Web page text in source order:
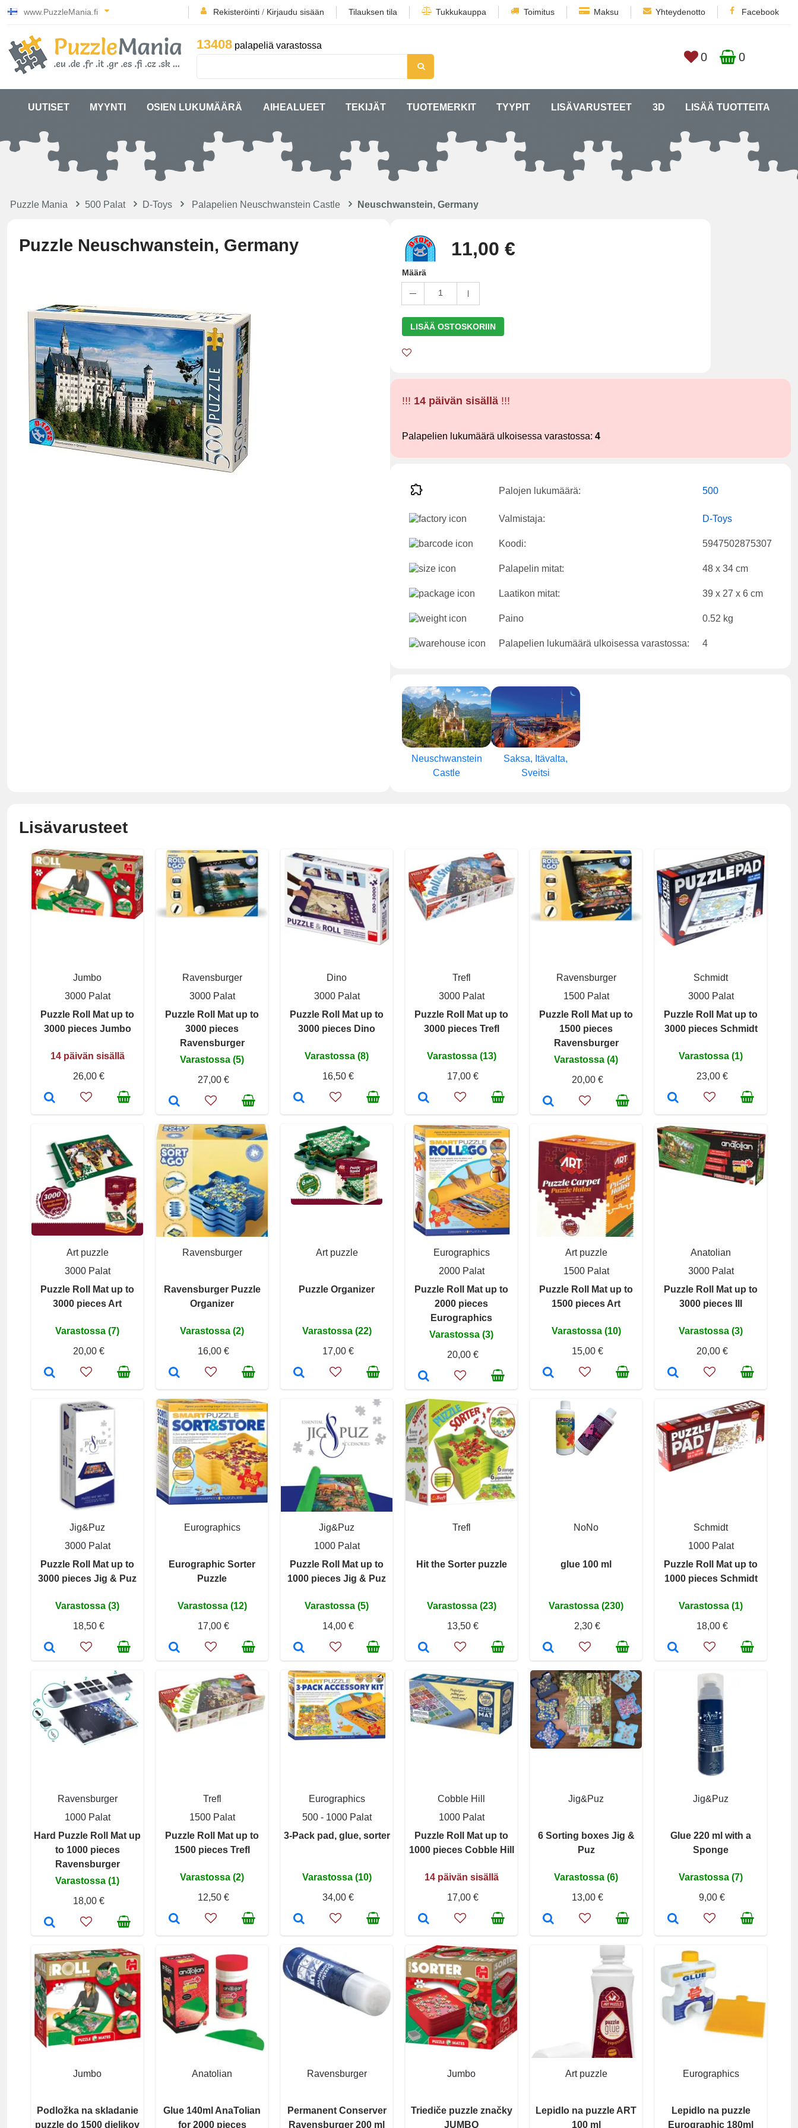
www.PuzzleMania.fi Rekisteröinti / Kirjaudu sisään Tilauksen tila Tukkukauppa Toimitus Maksu Yhteydenotto Facebook
13408 palapeliä varastossa
0 0
UUTISET MYYNTI OSIEN LUKUMÄÄRÄ AIHEALUEET TEKIJÄT TUOTEMERKIT TYYPIT LISÄVARUSTEET 3D LISÄÄ TUOTTEITA
Puzzle Mania 500 Palat D-Toys Palapelien Neuschwanstein Castle Neuschwanstein, Germany
Puzzle Neuschwanstein, Germany 11,00 €
Määrä
1
LISÄÄ OSTOSKORIIN
!!! 14 päivän sisällä !!!
Palapelien lukumäärä ulkoisessa varastossa: 4
Palojen lukumäärä: 500
Valmistaja: D-Toys
Koodi: 5947502875307
Palapelin mitat: 48 x 34 cm
Laatikon mitat: 39 x 27 x 6 cm
Paino 0.52 kg
Palapelien lukumäärä ulkoisessa varastossa: 4
Neuschwanstein
Castle
Saksa, Itävalta,
Sveitsi
Lisävarusteet
Jumbo
3000 Palat
Puzzle Roll Mat up to
3000 pieces Jumbo
14 päivän sisällä
26,00 €
Ravensburger
3000 Palat
Puzzle Roll Mat up to
3000 pieces
Ravensburger
Varastossa (5)
27,00 €
Dino
3000 Palat
Puzzle Roll Mat up to
3000 pieces Dino
Varastossa (8)
16,50 €
Trefl
3000 Palat
Puzzle Roll Mat up to
3000 pieces Trefl
Varastossa (13)
17,00 €
Ravensburger
1500 Palat
Puzzle Roll Mat up to
1500 pieces
Ravensburger
Varastossa (4)
20,00 €
Schmidt
3000 Palat
Puzzle Roll Mat up to
3000 pieces Schmidt
Varastossa (1)
23,00 €
Art puzzle
3000 Palat
Puzzle Roll Mat up to
3000 pieces Art
Varastossa (7)
20,00 €
Ravensburger
Ravensburger Puzzle
Organizer
Varastossa (2)
16,00 €
Art puzzle
Puzzle Organizer
Varastossa (22)
17,00 €
Eurographics
2000 Palat
Puzzle Roll Mat up to
2000 pieces
Eurographics
Varastossa (3)
20,00 €
Art puzzle
1500 Palat
Puzzle Roll Mat up to
1500 pieces Art
Varastossa (10)
15,00 €
Anatolian
3000 Palat
Puzzle Roll Mat up to
3000 pieces III
Varastossa (3)
20,00 €
Jig&Puz
3000 Palat
Puzzle Roll Mat up to
3000 pieces Jig & Puz
Varastossa (3)
18,50 €
Eurographics
Eurographic Sorter
Puzzle
Varastossa (12)
17,00 €
Jig&Puz
1000 Palat
Puzzle Roll Mat up to
1000 pieces Jig & Puz
Varastossa (5)
14,00 €
Trefl
Hit the Sorter puzzle
Varastossa (23)
13,50 €
NoNo
glue 100 ml
Varastossa (230)
2,30 €
Schmidt
1000 Palat
Puzzle Roll Mat up to
1000 pieces Schmidt
Varastossa (1)
18,00 €
Ravensburger
1000 Palat
Hard Puzzle Roll Mat up
to 1000 pieces
Ravensburger
Varastossa (1)
18,00 €
Trefl
1500 Palat
Puzzle Roll Mat up to
1500 pieces Trefl
Varastossa (2)
12,50 €
Eurographics
500 - 1000 Palat
3-Pack pad, glue, sorter
Varastossa (10)
34,00 €
Cobble Hill
1000 Palat
Puzzle Roll Mat up to
1000 pieces Cobble Hill
14 päivän sisällä
17,00 €
Jig&Puz
6 Sorting boxes Jig &
Puz
Varastossa (6)
13,00 €
Jig&Puz
Glue 220 ml with a
Sponge
Varastossa (7)
9,00 €
Jumbo
Podložka na skladanie
puzzle do 1500 dielikov
Anatolian
Glue 140ml AnaTolian
for 2000 pieces
Ravensburger
Permanent Conserver
Ravensburger 200 ml
Jumbo
Triediče puzzle značky
JUMBO
Art puzzle
Lepidlo na puzzle ART
100 ml
Eurographics
Lepidlo na puzzle
Eurographic 180ml